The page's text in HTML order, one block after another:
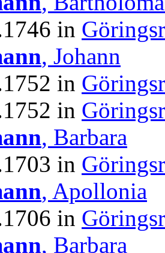
in
, Johann
in
in
, Barbara
in
, Apollonia
in
, Barbara